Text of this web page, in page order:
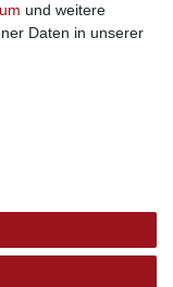
und weitere
Daten in unserer
Firmensitz: 8598
534 72 67